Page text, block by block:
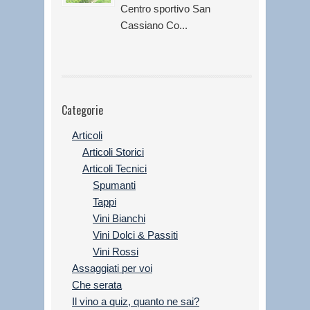
Centro sportivo San
Cassiano Co...
Categorie
Articoli
Articoli Storici
Articoli Tecnici
Spumanti
Tappi
Vini Bianchi
Vini Dolci & Passiti
Vini Rossi
Assaggiati per voi
Che serata
Il vino a quiz, quanto ne sai?